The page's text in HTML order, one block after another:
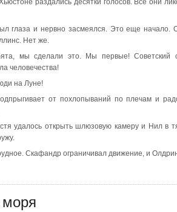
раздались десятки голосов. Все они
глаза и нервно засмеялся. Это еще начало.
Нет же.
мы сделали это. Мы первые! Советский
человечества!
на Луне!
от похлопываний по плечам и
удалось открыть шлюзовую камеру и Нил в
Скафандр ограничивал движение, и